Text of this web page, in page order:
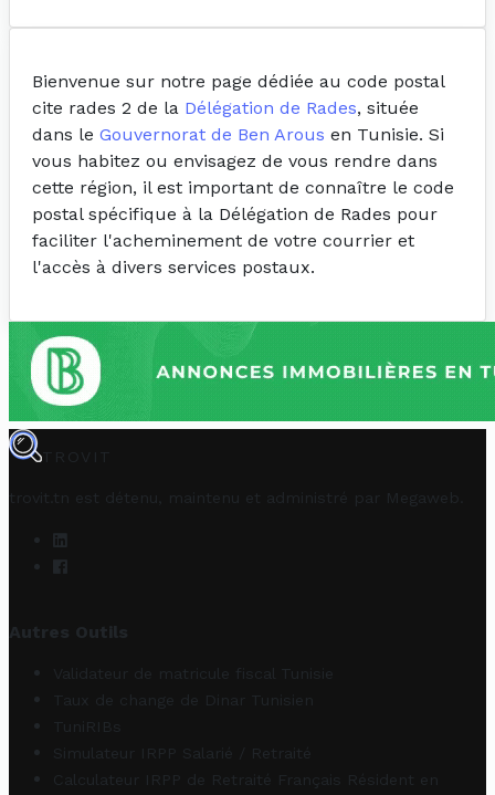
Bienvenue sur notre page dédiée au code postal
cite rades 2 de la Délégation de Rades, située
dans le Gouvernorat de Ben Arous en Tunisie. Si
vous habitez ou envisagez de vous rendre dans
cette région, il est important de connaître le code
postal spécifique à la Délégation de Rades pour
faciliter l'acheminement de votre courrier et
l'accès à divers services postaux.
TROVIT
trovit.tn est détenu, maintenu et administré par Megaweb
Autres Outils
Validateur de matricule fiscal Tunisie
Taux de change de Dinar Tunisien
TuniRIBs
Simulateur IRPP Salarié / Retraité
Calculateur IRPP de Retraité Français Résident en